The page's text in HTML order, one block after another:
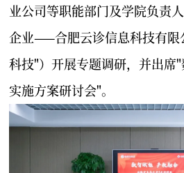
业公司等职能部门及学院负责
企业——合肥云诊信息科技有限
科技"）开展专题调研，并出席
实施方案研讨会"。